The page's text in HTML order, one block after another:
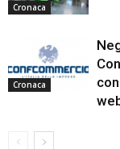
Cronaca
Cronaca